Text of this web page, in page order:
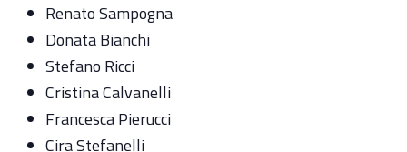
Renato Sampogna
Donata Bianchi
Stefano Ricci
Cristina Calvanelli
Francesca Pierucci
Cira Stefanelli